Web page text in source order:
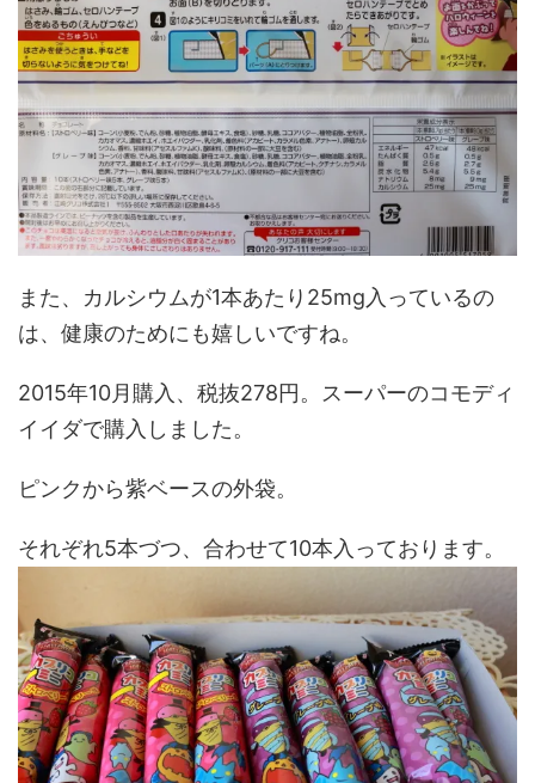
また、カルシウムが1本あたり25mg入っているの
は、健康のためにも嬉しいですね。
2015年10月購入、税抜278円。スーパーのコモディ
イイダで購入しました。
ピンクから紫ベースの外袋。
それぞれ5本づつ、合わせて10本入っております。